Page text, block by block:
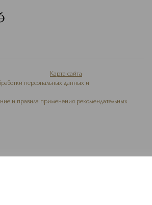
Карта сайта
персональных данных и
и правила применения рекомендательных